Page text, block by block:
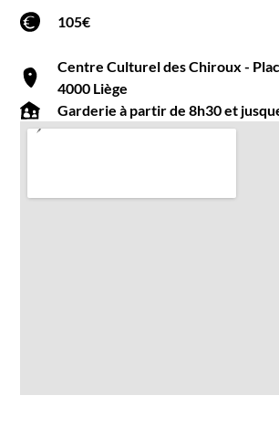
105€
Centre Culturel des Chiroux -
4000 Liège
Garderie à partir de 8h30 et